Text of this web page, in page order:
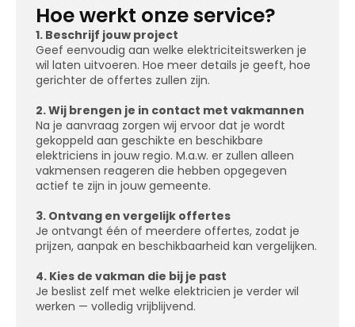
Hoe werkt onze service?
1. Beschrijf jouw project
Geef eenvoudig aan welke elektriciteitswerken je
wil laten uitvoeren. Hoe meer details je geeft, hoe
gerichter de offertes zullen zijn.
2. Wij brengen je in contact met vakmannen
Na je aanvraag zorgen wij ervoor dat je wordt
gekoppeld aan geschikte en beschikbare
elektriciens in jouw regio. M.a.w. er zullen alleen
vakmensen reageren die hebben opgegeven
actief te zijn in jouw gemeente.
3. Ontvang en vergelijk offertes
Je ontvangt één of meerdere offertes, zodat je
prijzen, aanpak en beschikbaarheid kan vergelijken.
4. Kies de vakman die bij je past
Je beslist zelf met welke elektricien je verder wil
werken — volledig vrijblijvend.